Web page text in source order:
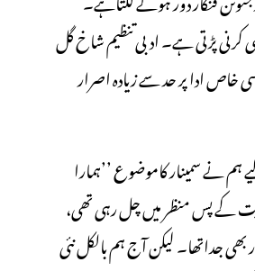
کرنی پڑتی ہے۔ ادبی تنظیم شاخ گل
خاص ادا پر حد سے زیادہ اصرار
نے سمینار کاموضوع ’’ہمارا
کے پس منظر میں چل رہی تھی،
جداتھا۔ لیکن آج ہم بالکل نئی